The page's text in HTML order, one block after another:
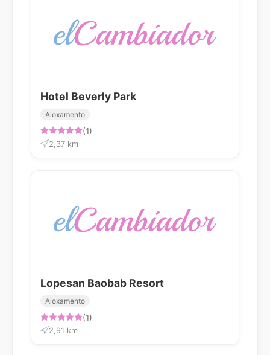
Hotel Beverly Park
Aloxamento
(1)
2,37 km
Lopesan Baobab Resort
Aloxamento
(1)
2,91 km